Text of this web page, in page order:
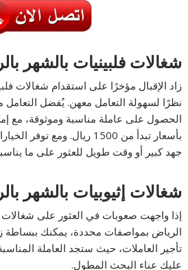
شغالات فلبينيات بالشهر
زاد الإقبال مؤخرًا على استقدام شغالات
نظرًا لسهولة التعامل معهن. يُفضل
الحصول على عاملة مناسبة وموثوقة، مع
بأسعار تبدأ من 1500 ريال.
جهد كبير أو وقت طويل للعثور على ما
شغالات إثيوبيات بالشهر
إذا واجهت صعوبات في العثور على شغالات
الرياض بمواصفات محددة، يمكنك
تأجير العاملات، حيث ستجد العاملة
عليك عناء البحث المطول.